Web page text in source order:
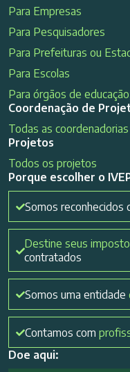
Para Empresas
Para Pesquisadores
Para Prefeituras ou
Para Escolas
Para órgãos de
Coordenação de
Todas as coordenadorias
Projetos
Todos os projetos
Porque escolher o
Somos reconhecidos
Destine seus
contratados
Somos uma entidade
Contamos com
Doe aqui: